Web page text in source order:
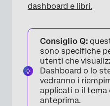
dashboard e libri.
Consiglio Q:
sono specifiche
utenti che
Dashboard o lo
vedranno i
applicati o il tema
anteprima.